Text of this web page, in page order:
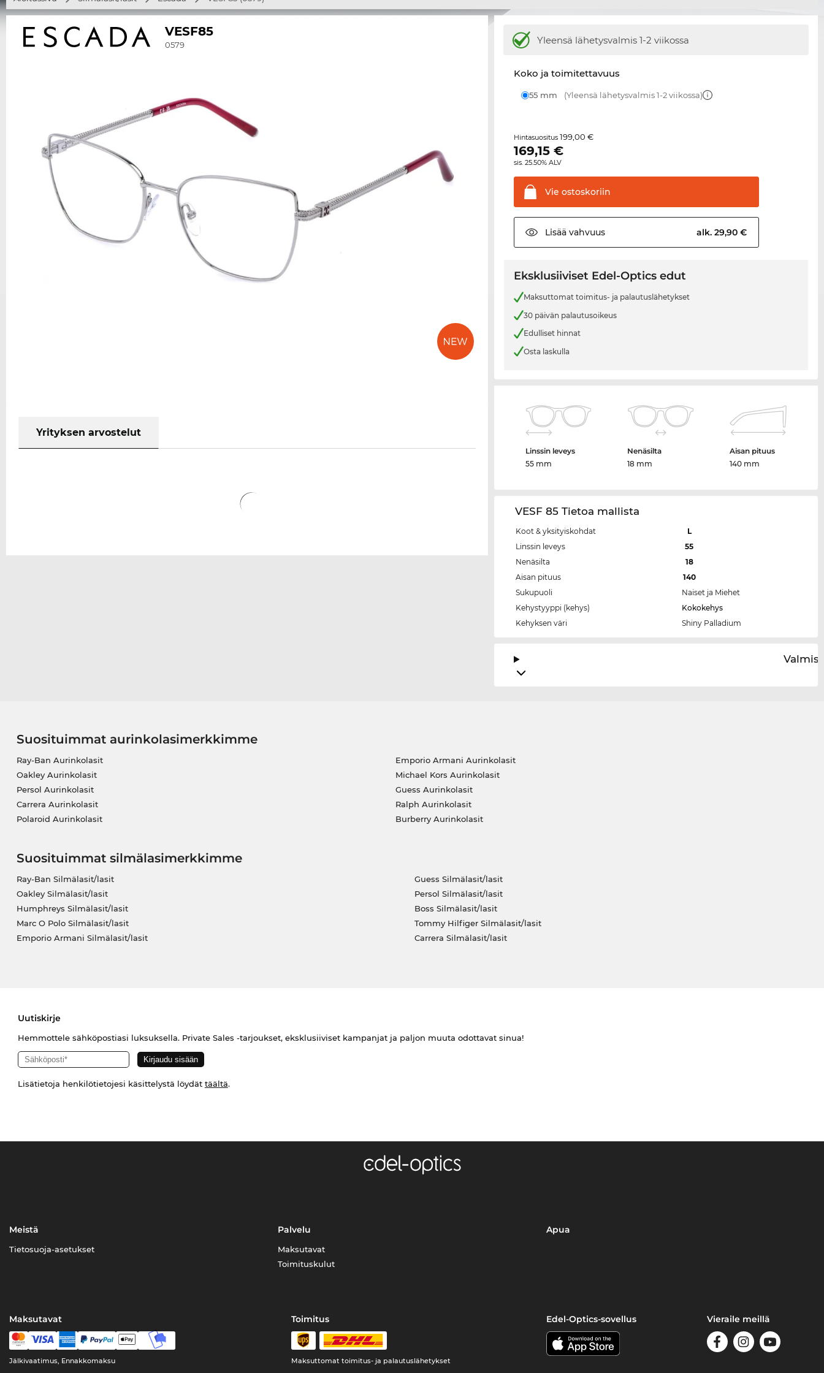
VESF85
0579
Yrityksen arvostelut
Yleensä lähetysvalmis1-2 viikossa
Koko ja toimitettavuus
55 mm (Yleensä lähetysvalmis 1-2 viikossa)
Hintasuositus199,00 €
169,15 €
sis. 25.50% ALV
Vie ostoskoriin
Lisää vahvuus alk. 29,90 €
Eksklusiiviset Edel-Optics edut
Maksuttomat toimitus- ja palautuslähetykset
30 päivän palautusoikeus
Edulliset hinnat
Osta laskulla
Linssin leveys
55 mm
Nenäsilta
18 mm
Aisan pituus
140 mm
VESF 85 Tietoa mallista
Koot & yksityiskohdat
L
Linssin leveys
55
Nenäsilta
18
Aisan pituus
140
Sukupuoli
Naiset ja Miehet
Kehystyyppi (kehys)
Kokokehys
Kehyksen väri
Shiny Palladium
Suosituimmat aurinkolasimerkkimme
Ray-Ban Aurinkolasit
Oakley Aurinkolasit
Persol Aurinkolasit
Carrera Aurinkolasit
Polaroid Aurinkolasit
Emporio Armani Aurinkolasit
Michael Kors Aurinkolasit
Guess Aurinkolasit
Ralph Aurinkolasit
Burberry Aurinkolasit
Suosituimmat silmälasimerkkimme
Ray-Ban Silmälasit/lasit
Oakley Silmälasit/lasit
Humphreys Silmälasit/lasit
Marc O Polo Silmälasit/lasit
Emporio Armani Silmälasit/lasit
Guess Silmälasit/lasit
Persol Silmälasit/lasit
Boss Silmälasit/lasit
Tommy Hilfiger Silmälasit/lasit
Carrera Silmälasit/lasit
Uutiskirje
Hemmottele sähköpostiasi luksuksella. Private Sales -tarjoukset, eksklusiiviset kampanjat ja paljon muuta odottavat sinua!
Lisätietoja henkilötietojesi käsittelystä löydät täältä.
Meistä
Tietosuoja-asetukset
Palvelu
Maksutavat
Toimituskulut
Apua
Maksutavat
Jälkivaatimus, Ennakkomaksu
Toimitus
Maksuttomat toimitus- ja palautuslähetykset
Edel-Optics-sovellus Vieraile meillä